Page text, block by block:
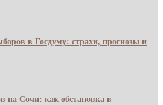
в Госдуму: страхи, прогнозы и
на Сочи: как обстановка в